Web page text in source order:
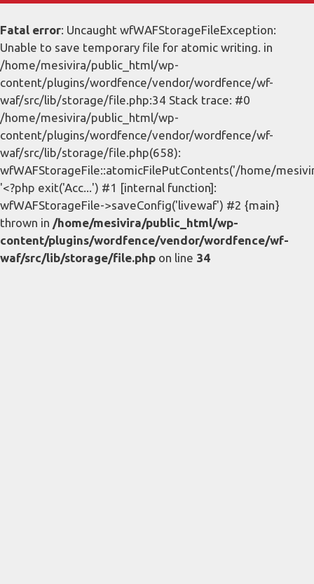
Fatal error: Uncaught wfWAFStorageFileException:
Unable to save temporary file for atomic writing. in
/home/mesivira/public_html/wp-
content/plugins/wordfence/vendor/wordfence/wf-
waf/src/lib/storage/file.php:34 Stack trace: #0
/home/mesivira/public_html/wp-
content/plugins/wordfence/vendor/wordfence/wf-
waf/src/lib/storage/file.php(658):
wfWAFStorageFile::atomicFilePutContents('/home/
'<?php exit('Acc...') #1 [internal function]:
wfWAFStorageFile->saveConfig('livewaf') #2 {main}
thrown in /home/mesivira/public_html/wp-
content/plugins/wordfence/vendor/wordfence/wf-
waf/src/lib/storage/file.php on line 34